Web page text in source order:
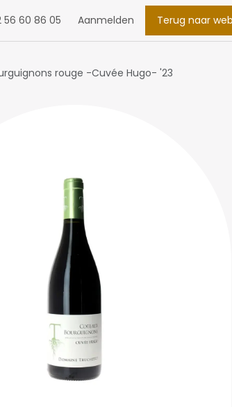
56 60 86 05 Aanmelden Terug naar
rouge -Cuvée Hugo- '23